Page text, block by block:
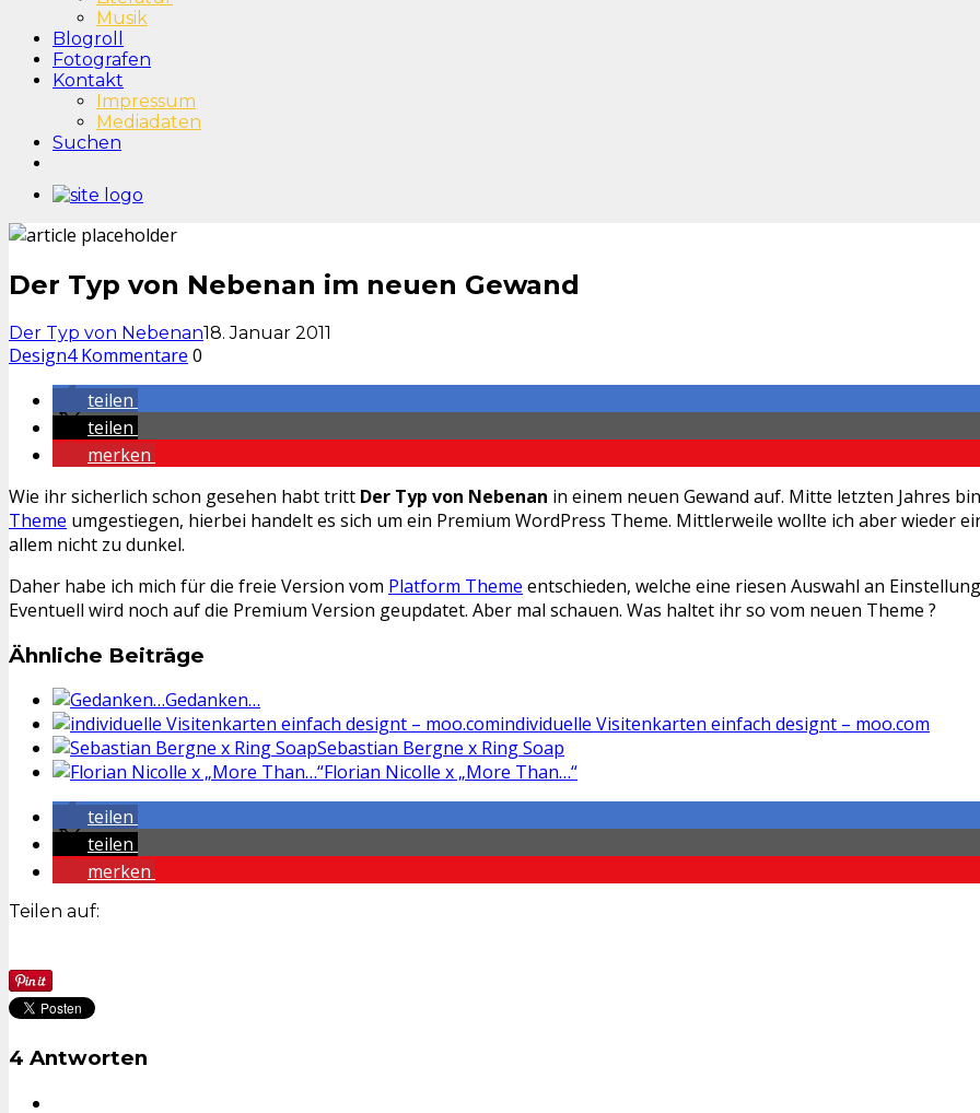
Musik
Blogroll
Fotografen
Kontakt
Impressum
Mediadaten
Suchen
Der Typ von Nebenan im neuen Gewand
Der Typ von Nebenan18. Januar 2011
Design4 Kommentare 0
teilen
teilen
merken
Wie ihr sicherlich schon gesehen habt tritt Der Typ von Nebenan in einem neuen Gewand auf. Mitte letzten Jahres
Theme umgestiegen, hierbei handelt es sich um ein Premium WordPress Theme. Mittlerweile wollte ich aber wieder
allem nicht zu dunkel.
Daher habe ich mich für die freie Version vom Platform Theme entschieden, welche eine riesen Auswahl an
Eventuell wird noch auf die Premium Version geupdatet. Aber mal schauen. Was haltet ihr so vom neuen Theme ?
Ähnliche Beiträge
Gedanken…
individuelle Visitenkarten einfach designt – moo.com
Sebastian Bergne x Ring Soap
Florian Nicolle x „More Than…“
teilen
teilen
merken
Teilen auf:
4 Antworten